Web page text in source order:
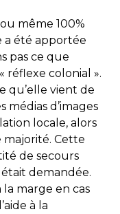
même 100%
a été apportée
pas ce que
réflexe colonial ».
qu’elle vient de
médias d’images
locale, alors
majorité. Cette
de secours
demandée.
la marge en cas
à la